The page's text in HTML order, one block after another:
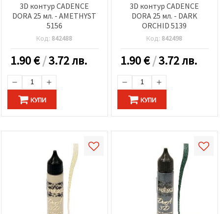
3D контур CADENCE
DORA 25 мл. - AMETHYST
5156
Код: 842488
1.90€/3.72 лв.
КУПИ
3D контур CADENCE
DORA 25 мл. - DARK
ORCHID 5139
Код: 842498
1.90€/3.72 лв.
КУПИ